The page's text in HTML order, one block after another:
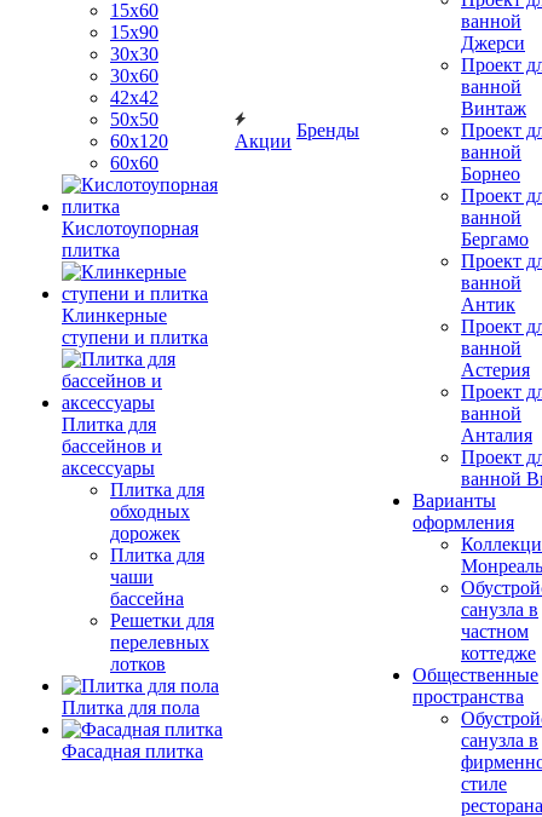
15х60
15x90
30х30
30х60
42х42
50х50
60х120
60х60
Кислотоупорная
плитка
Клинкерные
ступени и плитка
Плитка для
бассейнов и
аксессуары
Плитка для
обходных
дорожек
Плитка для
чаши
бассейна
Решетки для
перелевных
лотков
Плитка для пола
Фасадная плитка
Акции
Бренды
ванной
Джерси
Проект
ванной
Винтаж
Проект
ванной
Борнео
Проект
ванной
Бергамо
Проект
ванной
Антик
Проект
ванной
Астерия
Проект
ванной
Анталия
Проект
ванной
Варианты
оформления
Монреаль
санузла в
частном
коттедже
Общественные
пространства
санузла в
стиле
ресторана